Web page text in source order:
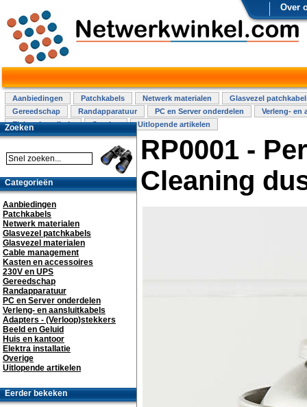
Over
Aanbiedingen Patchkabels Netwerk materialen
Glasvezel
Gereedschap
Randapparatuur PC en Server onderdelen
Verleng- en
Elektra installatie
Overige Uitlopende artikelen
RP0001 -
Cleaning
Zoeken
Categorieën
Aanbiedingen
Patchkabels
Netwerk materialen
Glasvezel patchkabels
Glasvezel materialen
Cable management
Kasten en accessoires
230V en UPS
Gereedschap
Randapparatuur
PC en Server onderdelen
Verleng- en aansluitkabels
Adapters - (Verloop)stekkers
Beeld en Geluid
Huis en kantoor
Elektra installatie
Overige
Uitlopende artikelen
Eerder bekeken